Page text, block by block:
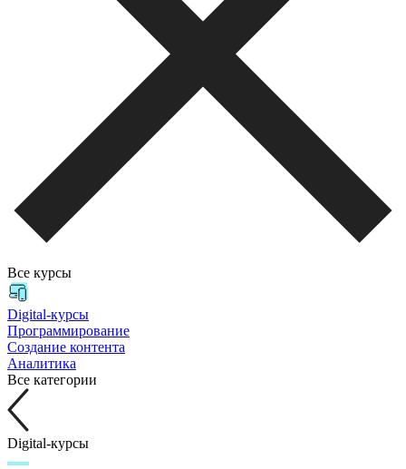
Все курсы
Digital-курсы
Программирование
Создание контента
Аналитика
Все категории
Digital-курсы